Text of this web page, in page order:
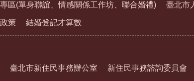
區(單身聯誼、情感關係工作坊、聯合婚禮) 臺北市
策 結婚登記才算數
臺北市新住民事務辦公室 新住民事務諮詢委員會